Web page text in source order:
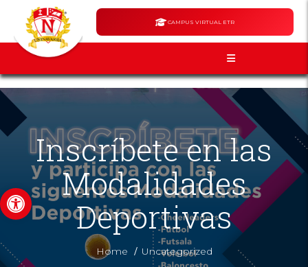
Abrir barra de herramientas
CAMPUS VIRTUAL ETR
Inscríbete en las
Modalidades
Deportivas
Home / Uncategorized